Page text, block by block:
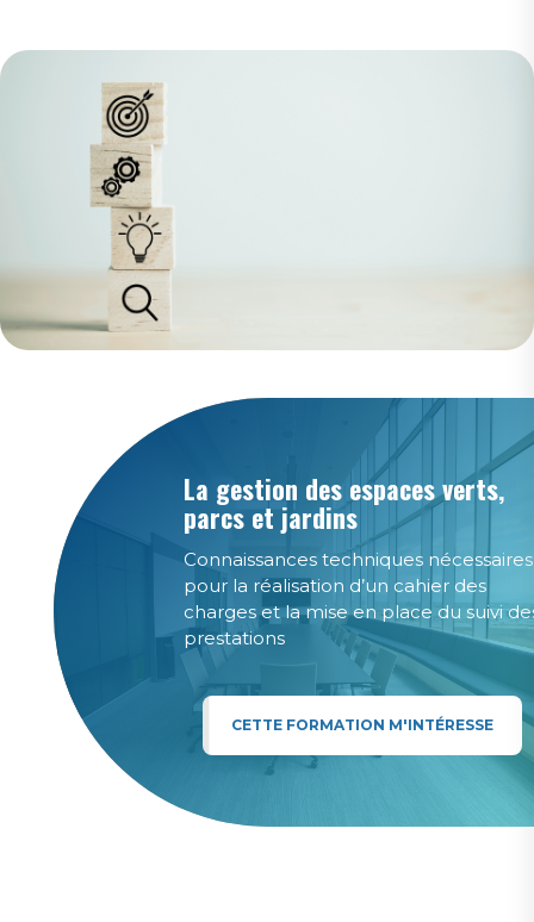
La gestion des espaces verts,
parcs et jardins
Connaissances techniques nécessaires
pour la réalisation d’un cahier des
charges et la mise en place du suivi
prestations
CETTE FORMATION M'INTÉRESSE